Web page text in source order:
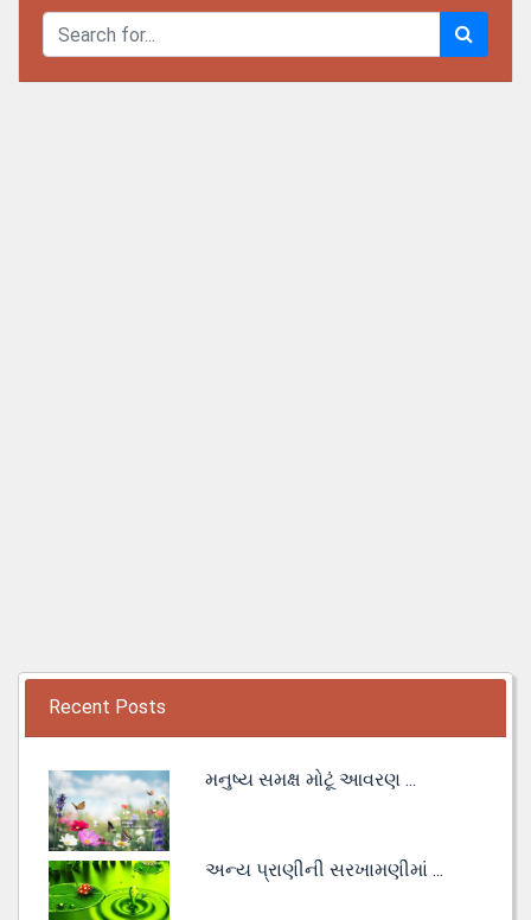
Recent Posts
મનુષ્ય સમક્ષ મોટૂં આવરણ ...
અન્ય પ્રાણીની સરખામણીમાં ...